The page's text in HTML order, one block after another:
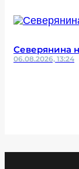
Северянина
06.08.2026, 13:24